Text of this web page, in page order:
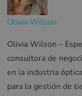
Olivia Wilson
Olivia Wilson –
consultora de
en la industria
para la gestión de